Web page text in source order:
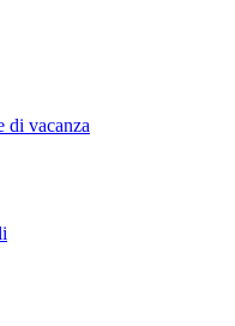
di vacanza